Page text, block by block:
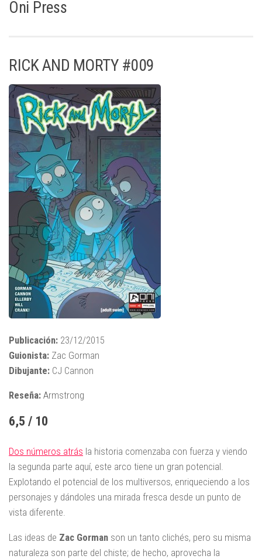
Oni Press
RICK AND MORTY #009
Publicación: 23/12/2015
Guionista: Zac Gorman
Dibujante: CJ Cannon
Reseña: Armstrong
6,5 / 10
Dos números atrás la historia comenzaba con fuerza y viendo
la segunda parte aquí, este arco tiene un gran potencial.
Explotando el potencial de los multiversos, enriqueciendo a los
personajes y dándoles una mirada fresca desde un punto de
vista diferente.
Las ideas de Zac Gorman son un tanto clichés, pero su misma
naturaleza son parte del chiste; de hecho, aprovecha la